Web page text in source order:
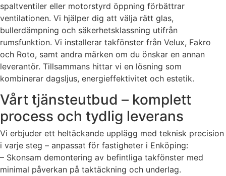
spaltventiler eller motorstyrd öppning förbättrar
ventilationen. Vi hjälper dig att välja rätt glas,
bullerdämpning och säkerhetsklassning utifrån
rumsfunktion. Vi installerar takfönster från Velux, Fakro
och Roto, samt andra märken om du önskar en annan
leverantör. Tillsammans hittar vi en lösning som
kombinerar dagsljus, energieffektivitet och estetik.
Vårt tjänsteutbud – komplett
process och tydlig leverans
Vi erbjuder ett heltäckande upplägg med teknisk precision
i varje steg – anpassat för fastigheter i Enköping:
– Skonsam demontering av befintliga takfönster med
minimal påverkan på taktäckning och underlag.